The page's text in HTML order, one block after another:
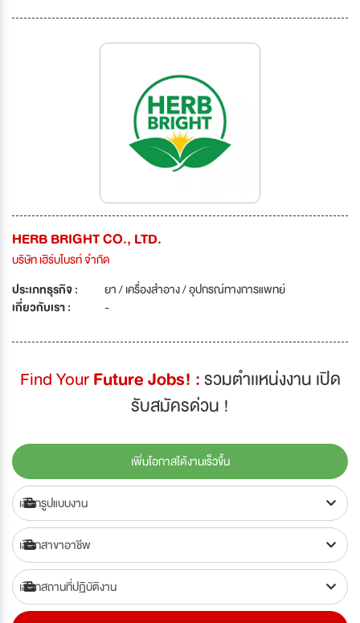
HERB BRIGHT CO., LTD.
บริษัท เฮิร์บไบรท์ จำกัด
ประเภทธุรกิจ :
ยา / เครื่องสำอาง / อุปกรณ์ทางการแพทย์
เกี่ยวกับเรา :
-
Find YourFuture Jobs! :รวมตำเเหน่งงาน เปิด
รับสมัครด่วน !
เพิ่มโอกาสได้งานเร็วขึ้น